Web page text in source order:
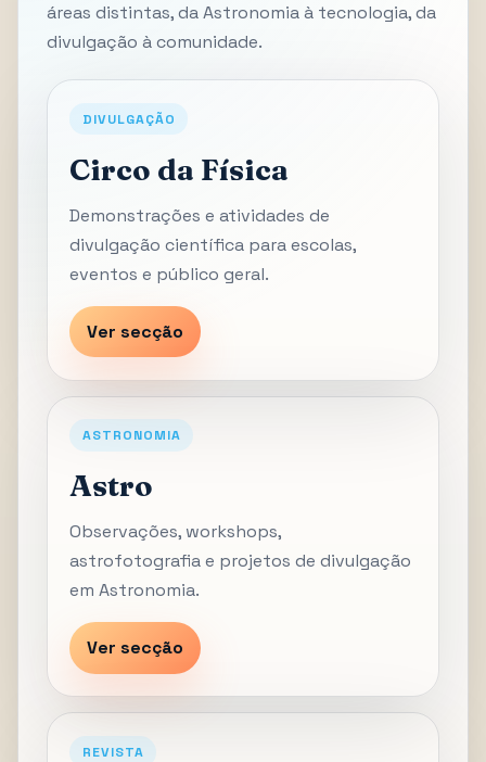
áreas distintas, da Astronomia à tecnologia, da
divulgação à comunidade.
DIVULGAÇÃO
Circo da Física
Demonstrações e atividades de
divulgação científica para escolas,
eventos e público geral.
Ver secção
ASTRONOMIA
Astro
Observações, workshops,
astrofotografia e projetos de divulgação
em Astronomia.
Ver secção
REVISTA